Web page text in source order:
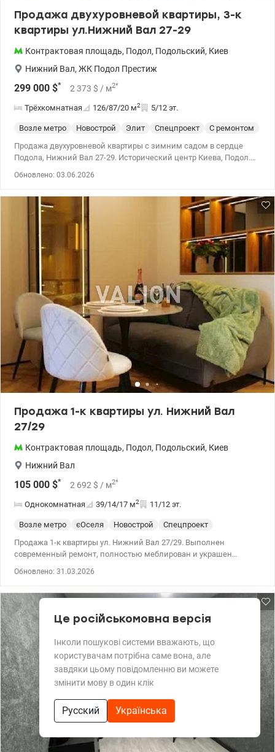
Продажа двухуровневой квартиры, 3-к
квартиры ул.Нижний Вал 27-29
Контрактовая площадь, Подол, Подольский, Киев
Нижний Вал, ЖК Подол Престиж
299 000 $* 2 373 $ / м2*
Трёхкомнатная 126/87/20 м2 5/12 эт.
Возле метро Новострой Элит Спецпроект
С ремонтом
Продажа двухуровневой квартиры с зимним садом в сердце
Подола, Нижний Вал 27-29. Исторический центр Киева, Подол.
прямо во внутреннем дворе дома. 2 спальни с санузлами и
гардеробом, кабинет, кухня со столовой, спортивная зона,
гостиная, 126 м.кв. 2 выхода из квартиры на 5 и 6 этажа)
Уникальный зимний сад со стеклянной крышей. Три санузла,
подогрев полов по всей площади, утепление стен и потолка,
автономное отопление, очистка воды, система вытяжной
вентиляции, кондиционирование, система энергообеспечения
на время blackout. Большая парковка возле дома, лифты, в т.ч.
грузовой, консьерж, видеонаблюдение. Льготные тарифы на
электроэнергию в отопительный сезон. Более 3 лет в
собственности.В квартире 3 комнаты. Планировка комнат
Многоуровнев. Общее состояние квартиры – с ремонтом.
Возможна продажа по программе есть Обитель, есть
Восстановление. Работает без света – вода, резервное питание
квартиры (аккумуляторы). 044 200 10 80 Valion.ua/1143468
Обновлено: 03.06.2026
Продажа 1-к квартиры ул. Нижний Вал
27/29
Контрактовая площадь, Подол, Подольский, Киев
Нижний Вал
105 000 $* 2 692 $ / м2*
Однокомнатная 39/14/17 м2 11/12 эт.
Возле метро єОселя Новострой
Спецпроект
Продажа 1-к квартиры ул. Нижний Вал 27/29. Выполнен
современный ремонт, полностью меблирован и украшен
паркинг и просторная парковка. 044 200 10 80 valion.ua/1136449
Обновлено: 31.03.2026
Це російськомовна версія
Інколи пошукові системи вважають, що
користувачам потрібна саме вона, але
завдяки цьому повідомленню ви можете
змінити мову в один клік
Русский Українська